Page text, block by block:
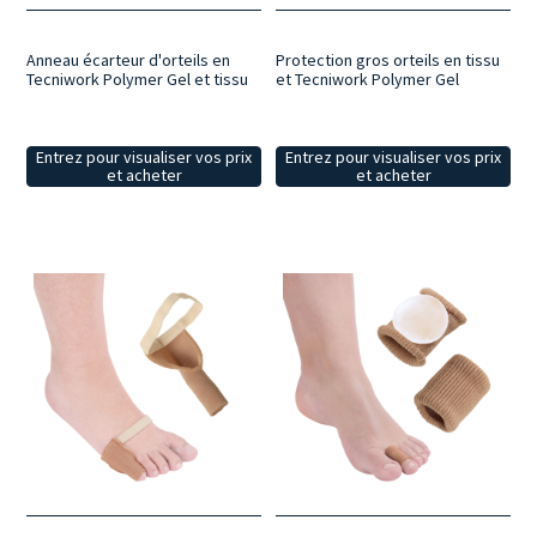
Anneau écarteur d'orteils en
Tecniwork Polymer Gel et tissu
Entrez pour visualiser vos prix
et acheter
Protection gros orteils en tissu
et Tecniwork Polymer Gel
Entrez pour visualiser vos prix
et acheter